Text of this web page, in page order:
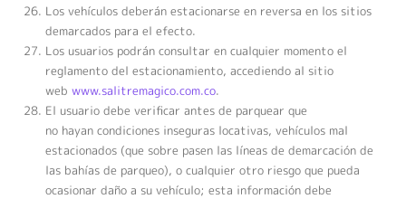
Los vehículos deberán estacionarse en reversa en los sitios
demarcados para el efecto.
Los usuarios podrán consultar en cualquier momento el
reglamento del estacionamiento, accediendo al sitio
web www.salitremagico.com.co.
El usuario debe verificar antes de parquear que
no hayan condiciones inseguras locativas, vehículos mal
estacionados (que sobre pasen las líneas de demarcación de
las bahías de parqueo), o cualquier otro riesgo que pueda
ocasionar daño a su vehículo; esta información debe